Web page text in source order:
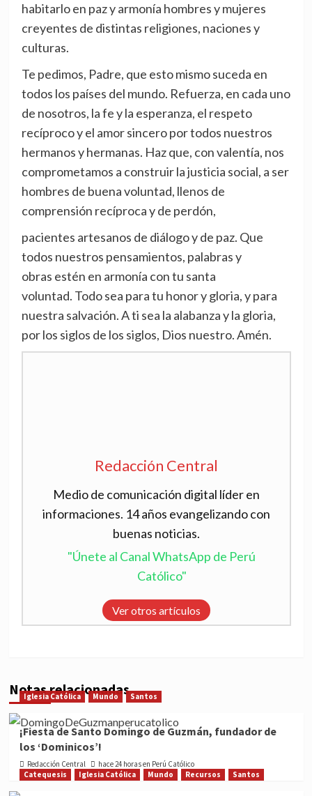
habitarlo en paz y armonía hombres y mujeres
creyentes de distintas religiones, naciones y
culturas.
Te pedimos, Padre, que esto mismo suceda en
todos los países del mundo. Refuerza, en cada uno
de nosotros, la fe y la esperanza, el respeto
recíproco y el amor sincero por todos nuestros
hermanos y hermanas. Haz que, con valentía, nos
comprometamos a construir la justicia social, a ser
hombres de buena voluntad, llenos de
comprensión recíproca y de perdón,
pacientes artesanos de diálogo y de paz. Que
todos nuestros pensamientos, palabras y
obras estén en armonía con tu santa
voluntad. Todo sea para tu honor y gloria, y para
nuestra salvación. A ti sea la alabanza y la gloria,
por los siglos de los siglos, Dios nuestro. Amén.
Redacción Central
Medio de comunicación digital líder en
informaciones. 14 años evangelizando con
buenas noticias.
"Únete al Canal WhatsApp de Perú
Católico"
Ver otros artículos
Notas relacionadas
Iglesia Católica Mundo Santos
¡Fiesta de Santo Domingo de Guzmán, fundador de
los ‘Dominicos’!
Redacción Central
hace 24 horas en Perú Católico
Catequesis
Iglesia Católica Mundo Recursos Santos